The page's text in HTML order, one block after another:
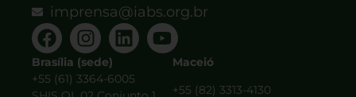
imprensa@iabs.org.br
Brasília (sede)
+55 (61) 3364-6005
Maceió
+55 (82) 3313-4130